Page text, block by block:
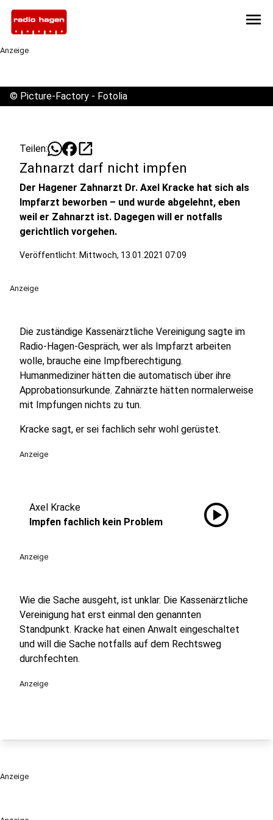
menu
Anzeige
© Picture-Factory - Fotolia
Teilen: open_in_new
Zahnarzt darf nicht impfen
Der Hagener Zahnarzt Dr. Axel Kracke hat sich als
Impfarzt beworben – und wurde abgelehnt, eben
weil er Zahnarzt ist. Dagegen will er notfalls
gerichtlich vorgehen.
Veröffentlicht: Mittwoch, 13.01.2021 07:09
Anzeige
Die zuständige Kassenärztliche Vereinigung sagte im
Radio-Hagen-Gespräch, wer als Impfarzt arbeiten
wolle, brauche eine Impfberechtigung.
Humanmediziner hätten die automatisch über ihre
Approbationsurkunde. Zahnärzte hätten normalerweise
mit Impfungen nichts zu tun.
Kracke sagt, er sei fachlich sehr wohl gerüstet.
Anzeige
Axel Kracke
Impfen fachlich kein Problem
play_circle
Anzeige
Wie die Sache ausgeht, ist unklar. Die Kassenärztliche
Vereinigung hat erst einmal den genannten
Standpunkt. Kracke hat einen Anwalt eingeschaltet
und will die Sache notfalls auf dem Rechtsweg
durchfechten.
Anzeige
Anzeige